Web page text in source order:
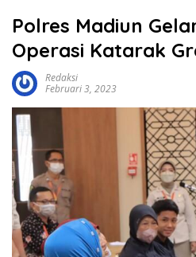
Polres Madiun
Operasi Katarak
Redaksi
Februari 3, 2023